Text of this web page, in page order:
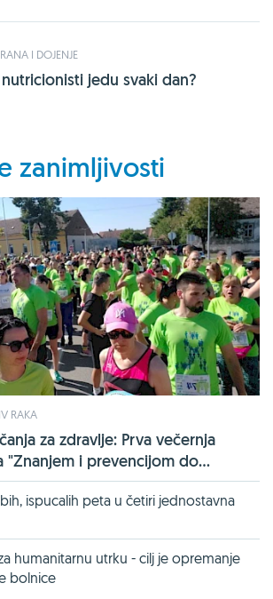
I DOJENJE
jedu svaki dan?
zanimljivosti
RAKA
za zdravlje: Prva večernja
"Znanjem i prevencijom do...
ispucalih peta u četiri jednostavna
humanitarnu utrku - cilj je opremanje
bolnice